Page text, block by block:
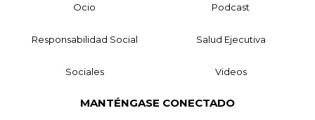
Ocio Podcast
Responsabilidad Social Salud Ejecutiva
Sociales Videos
MANTÉNGASE CONECTADO